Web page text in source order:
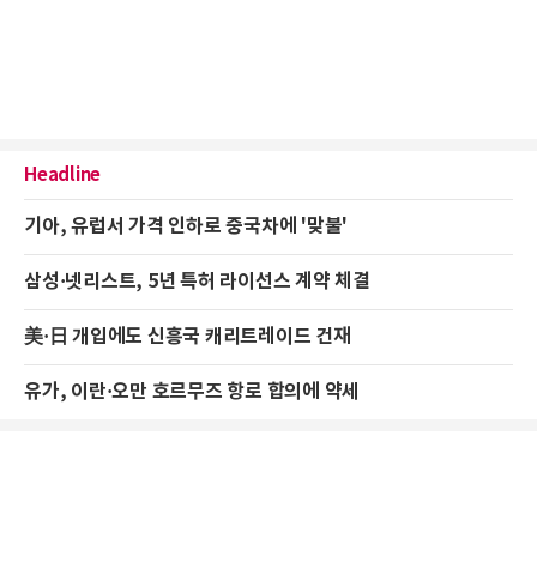
Headline
기아, 유럽서 가격 인하로 중국차에 '맞불'
삼성·넷리스트, 5년 특허 라이선스 계약 체결
美·日 개입에도 신흥국 캐리트레이드 건재
유가, 이란·오만 호르무즈 항로 합의에 약세